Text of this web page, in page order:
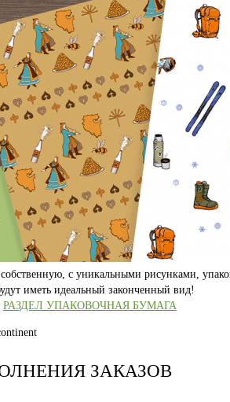
с уникальными рисунками,
иметь идеальный законченный вид!
РАЗДЕЛ УПАКОВОЧНАЯ БУМАГА
ЗАКАЗОВ